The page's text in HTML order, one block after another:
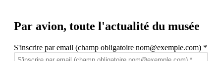
Par avion, toute l'actualité du musée
S'inscrire par email (champ obligatoire nom@exemple.com) *